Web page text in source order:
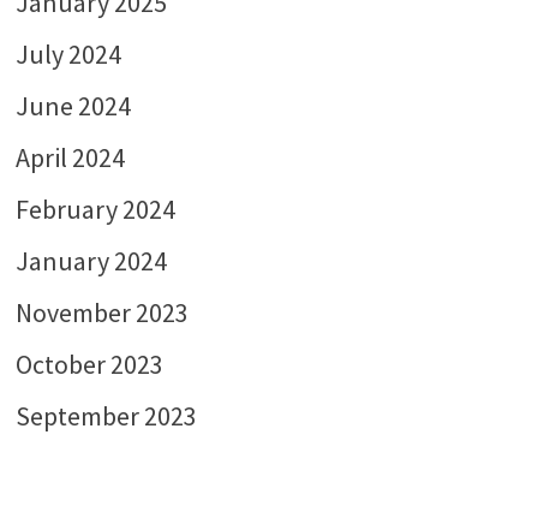
July 2024
June 2024
April 2024
February 2024
January 2024
November 2023
October 2023
September 2023